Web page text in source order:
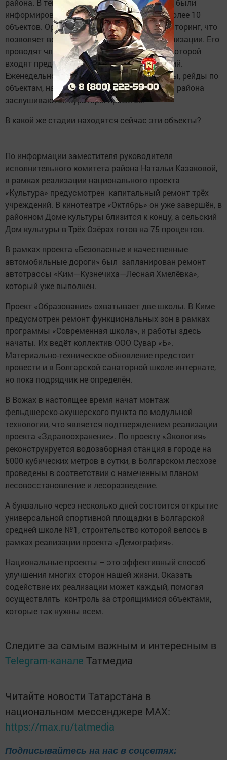
информированы, в нацпроекты включено более 10
объектов. Организован еженедельный мониторинг, что
позволяет вести контроль за ходом их реализации. Его
проводят члены рабочей группы, в состав которой
входят представители депутатских комиссий.
Еженедельно созываются заседания группы, рейды по
объектам, на совещаниях с участием главы района
заслушиваются кураторы проектов.
В какой же стадии находятся сейчас эти объекты?
По информации заместителя руководителя
исполнительного комитета района Натальи Казаковой,
в рамках реализации национального проекта
«Культура» предусмотрен капитальный ремонт трёх
учреждений. В кинотеатре «Октябрь» он уже завершён, в
районном Доме культуры близится к концу, а сельский
Дом культуры в Трёх Озёрах готов на 75 процентов.
В рамках проекта «Безопасные и качественные
автомобильные дороги» был запланирован ремонт
автотрассы «Ким—Кузнечиха—Лесная Хмелёвка»,
который уже выполнен.
Проект «Образование» охватывает две школы. В Киме
предусмотрен ремонт функциональных зон в рамках
программы «Современная школа», и работы здесь
начаты. Их ведёт коллектив ООО Сувар «Б».
Материально-техническое обновление предстоит
провести и в Болгарской санаторной школе-интернате,
но пока подрядчик не определён.
В Вожах в настоящее время начат монтаж
фельдшерско-акушерского пункта по модульной
технологии, что является подтверждением реализации
проекта «Здравоохранение». По проекту «Экология»
реконструируется водозаборная станция в городе на
5000 кубических метров в сутки, в Болгарском лесхозе
проведены в соответствии с намеченным планом
лесовосстановление и лесоразведение.
А буквально через несколько дней состоится открытие
универсальной спортивной площадки в Болгарской
средней школе №1, строительство которой велось в
рамках реализации проекта «Демография».
Национальные проекты – это эффективный способ
улучшения многих сторон нашей жизни. Оказать
содействие их реализации может каждый, помогая
осуществлять контроль за строящимися объектами,
которые так нужны всем.
Следите за самым важным и интересным в
Telegram-канале Татмедиа
Читайте новости Татарстана в
национальном мессенджере MАХ:
https://max.ru/tatmedia
Подписывайтесь на нас в соцсетях: